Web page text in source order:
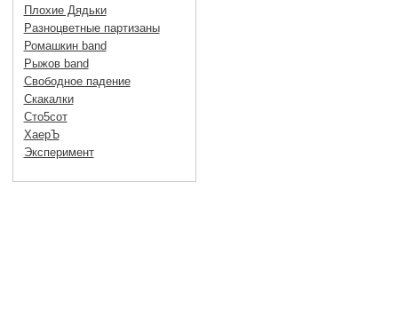
Плохие Дядьки
Разноцветные партизаны
Ромашкин band
Рыжов band
Свободное падение
Скакалки
Сто5сот
ХаерЪ
Эксперимент